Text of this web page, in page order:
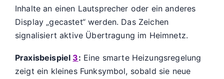
Inhalte an einen Lautsprecher oder ein anderes
Display „gecastet“ werden. Das Zeichen
signalisiert aktive Übertragung im Heimnetz.
Praxisbeispiel 3: Eine smarte Heizungsregelung
zeigt ein kleines Funksymbol, sobald sie neue